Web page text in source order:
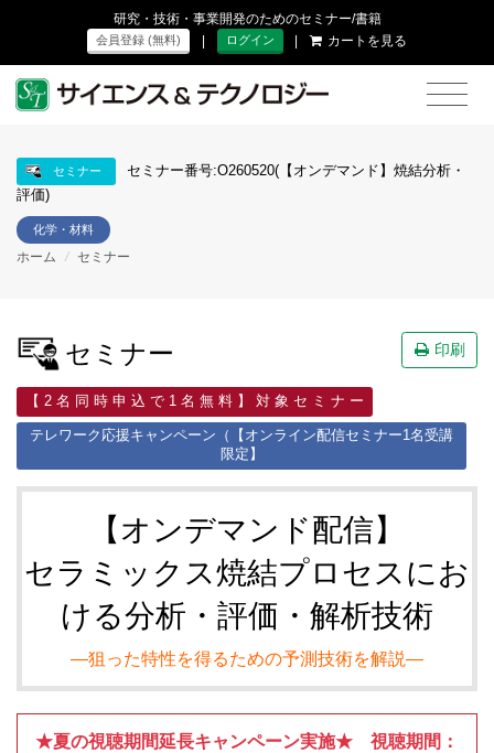
研究・技術・事業開発のためのセミナー/書籍
会員登録 (無料) | ログイン | カートを見る
セミナー
セミナー番号:O260520(【オンデマンド】焼結分析・
評価)
化学・材料
ホーム / セミナー
セミナー 印刷
【 2 名 同 時 申 込 で 1 名 無 料 】 対 象 セ ミ ナ ー
テレワーク応援キャンペーン（【オンライン配信セミナー1名受講
限定】
【オンデマンド配信】
セラミックス焼結プロセスにお
ける分析・評価・解析技術
―狙った特性を得るための予測技術を解説―
★夏の視聴期間延長キャンペーン実施★ 視聴期間：